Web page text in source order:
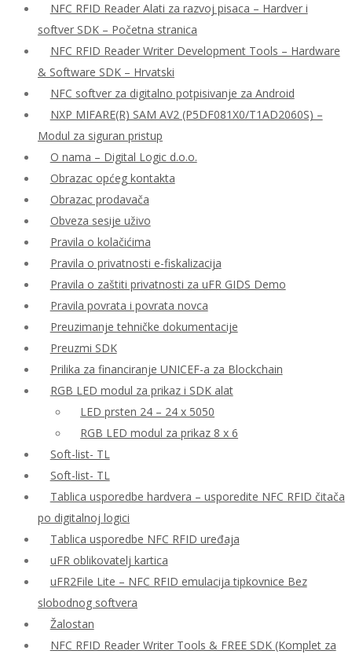
NFC RFID Reader Alati za razvoj pisaca – Hardver i
softver SDK – Početna stranica
NFC RFID Reader Writer Development Tools – Hardware
& Software SDK – Hrvatski
NFC softver za digitalno potpisivanje za Android
NXP MIFARE(R) SAM AV2 (P5DF081X0/T1AD2060S) –
Modul za siguran pristup
O nama – Digital Logic d.o.o.
Obrazac općeg kontakta
Obrazac prodavača
Obveza sesije uživo
Pravila o kolačićima
Pravila o privatnosti e-fiskalizacija
Pravila o zaštiti privatnosti za uFR GIDS Demo
Pravila povrata i povrata novca
Preuzimanje tehničke dokumentacije
Preuzmi SDK
Prilika za financiranje UNICEF-a za Blockchain
RGB LED modul za prikaz i SDK alat
LED prsten 24 – 24 x 5050
RGB LED modul za prikaz 8 x 6
Soft-list- TL
Soft-list- TL
Tablica usporedbe hardvera – usporedite NFC RFID čitača
po digitalnoj logici
Tablica usporedbe NFC RFID uređaja
uFR oblikovatelj kartica
uFR2File Lite – NFC RFID emulacija tipkovnice Bez
slobodnog softvera
Žalostan
NFC RFID Reader Writer Tools & FREE SDK (Komplet za